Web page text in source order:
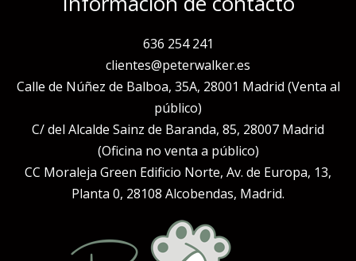
636 254 241
clientes@peterwalker.es
Calle de Núñez de Balboa, 35A, 28001 Madrid (Venta al
público)
C/ del Alcalde Sainz de Baranda, 85, 28007 Madrid
(Oficina no venta a público)
CC Moraleja Green Edificio Norte, Av. de Europa, 13,
Planta 0, 28108 Alcobendas, Madrid.